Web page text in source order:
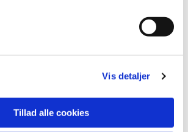
Vis detaljer
Tillad alle cookies